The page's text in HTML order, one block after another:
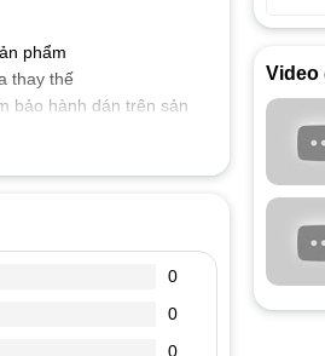
phẩm
thay thế
bảo hành dán trên sản
yêu cầu, cấp nguồn
nổ, không gây ảnh
mạch điện bên trong
0
0
0
Video